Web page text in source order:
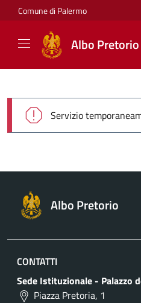
Comune di Palermo
Albo Pretorio
Servizio
Albo Pretorio
CONTATTI
Sede Istituzionale - Palazzo
Piazza Pretoria, 1